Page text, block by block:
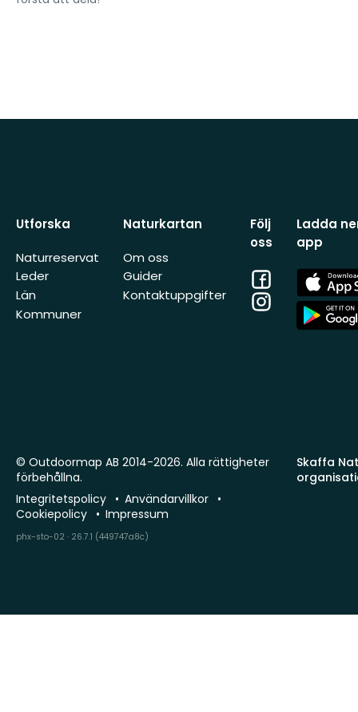
Utforska
Naturreservat
Leder
Län
Kommuner
Naturkartan
Om oss
Guider
Kontaktuppgifter
Följ
oss
Facebook
Instagram
Ladda
app
App
Store
App
Store
Skaffa
© Outdoormap AB 2014-2026. Alla rättigheter
förbehållna.
Integritetspolicy
Användarvillkor
Cookiepolicy
Impressum
phx-sto-02 · 26.7.1 (449747a8c)